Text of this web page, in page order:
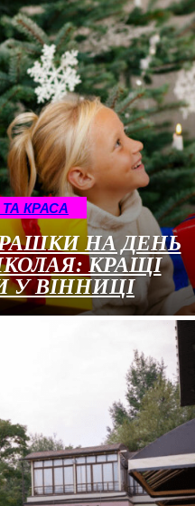
КРАСА
НА ДЕНЬ
КРАЩІ
У ВІННИЦІ